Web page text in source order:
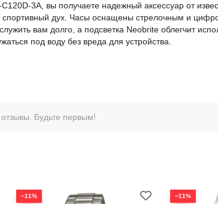
3A, вы получаете надежный аксессуар от
спортивный дух. Часы оснащены стрелочным и
вам долго, а подсветка Neobrite облегчит
под воду без вреда для устройства.
Будьте первым!
−11% −11%